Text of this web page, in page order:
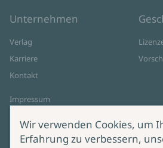
Unternehmen
Verlag
Karriere
Kontakt
Impressum
Cookie-Einstellungen
Wir verwenden Cookies, um
Erfahrung zu verbessern,